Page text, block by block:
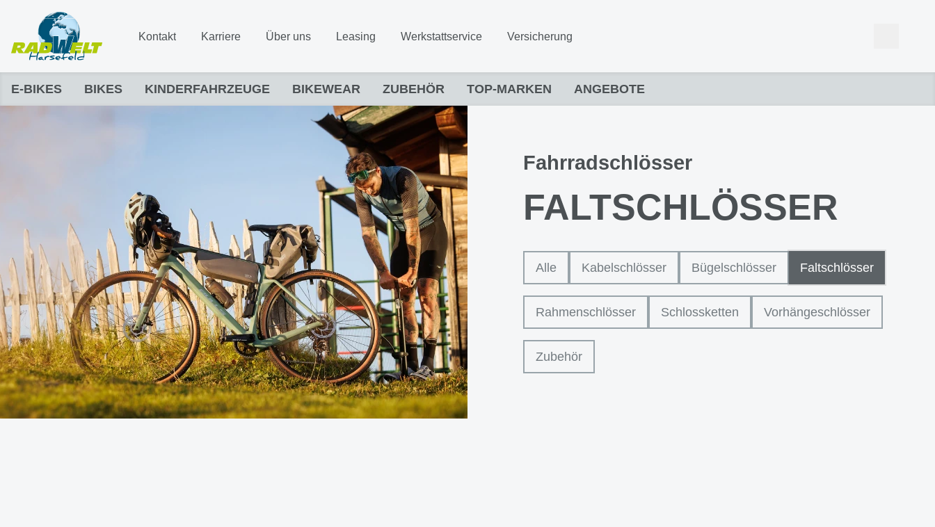
Kontakt Karriere Über uns Leasing Werkstattservice Versicherung
E-BIKES BIKES KINDERFAHRZEUGE BIKEWEAR ZUBEHÖR TOP-MARKEN ANGEBOTE
Fahrradschlösser
FALTSCHLÖSSER
Alle Kabelschlösser Bügelschlösser Faltschlösser
Rahmenschlösser Schlossketten Vorhängeschlösser
Zubehör